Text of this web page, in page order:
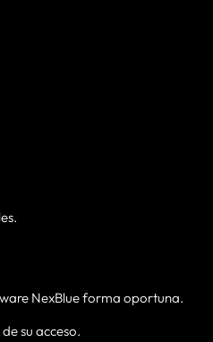
NexBlue forma oportuna.
su acceso.